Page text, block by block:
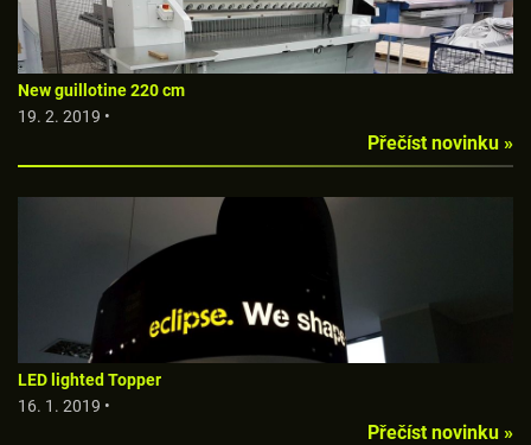
New guillotine 220 cm
19. 2. 2019 •
Přečíst novinku »
LED lighted Topper
16. 1. 2019 •
Přečíst novinku »